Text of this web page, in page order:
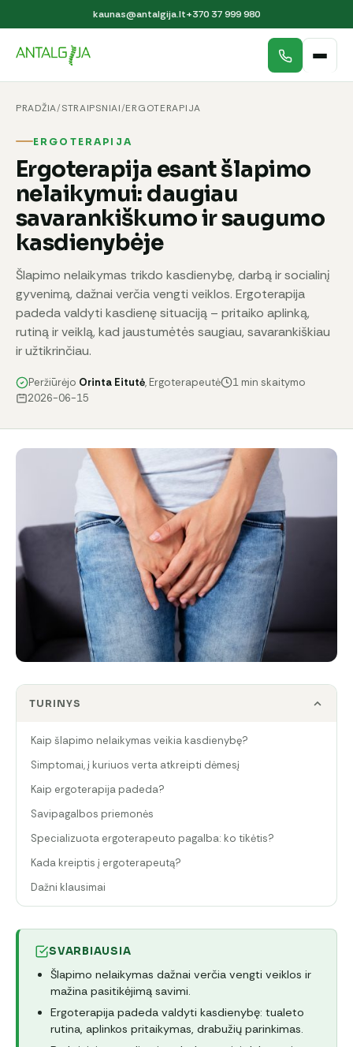
kaunas@antalgija.lt+370 37 999 980
PRADŽIA/STRAIPSNIAI/ERGOTERAPIJA
ERGOTERAPIJA
Ergoterapija esant šlapimo
nelaikymui: daugiau
savarankiškumo ir saugumo
kasdienybėje
Šlapimo nelaikymas trikdo kasdienybę, darbą ir socialinį
gyvenimą, dažnai verčia vengti veiklos. Ergoterapija
padeda valdyti kasdienę situaciją – pritaiko aplinką,
rutiną ir veiklą, kad jaustumėtės saugiau, savarankiškiau
ir užtikrinčiau.
Peržiūrėjo Orinta Eitutė, Ergoterapeutė
1 min skaitymo
2026-06-15
TURINYS
Kaip šlapimo nelaikymas veikia kasdienybę?
Simptomai, į kuriuos verta atkreipti dėmesį
Kaip ergoterapija padeda?
Savipagalbos priemonės
Specializuota ergoterapeuto pagalba: ko tikėtis?
Kada kreiptis į ergoterapeutą?
Dažni klausimai
SVARBIAUSIA
Šlapimo nelaikymas dažnai verčia vengti veiklos ir
mažina pasitikėjimą savimi.
Ergoterapija padeda valdyti kasdienybę: tualeto
rutina, aplinkos pritaikymas, drabužių parinkimas.